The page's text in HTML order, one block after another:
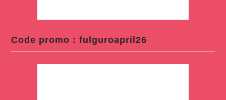
Code promo : fulguroapril26